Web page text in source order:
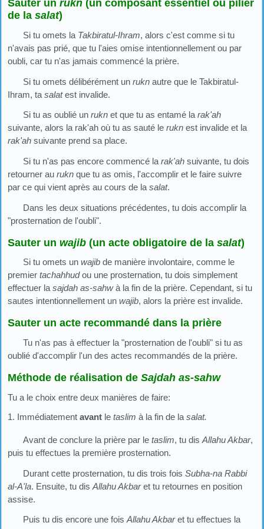
Sauter un rukn (un composant essentiel ou pilier
de la salat)
Si tu omets la Takbiratul-Ihram, alors c'est comme si tu
n'avais pas prié, que tu l'aies omise intentionnellement ou par
oubli, car tu n'as jamais commencé la prière.
Si tu omets délibérément unrukn autre que le Takbiratul-
Ihram, ta salatest invalide.
Si tu as oublié unrukn et que tu as entamé larak'ah
suivante, alors la rak'ah où tu as sauté le rukn est invalide et la
rak'ah suivante prend sa place.
Si tu n'as pas encore commencé larak'ah suivante, tu dois
retourner au rukn que tu as omis, l'accomplir et le faire suivre
par ce qui vient après au cours de la salat.
Dans les deux situations précédentes, tu dois accomplir la
"prosternation de l'oubli".
Sauter un wajib (un acte obligatoire de la salat)
Si tu omets unwajib de manière involontaire, comme le
premier tachahhudou une prosternation, tu dois simplement
effectuer la sajdah as-sahwà la fin de la prière. Cependant, si tu
sautes intentionnellement un wajib, alors la prière est invalide.
Sauter un acte recommandé dans la prière
Tu n'as pas à effectuer la "prosternation de l'oubli" si tu as
oublié d'accomplir l'un des actes recommandés de la prière.
Méthode de réalisation de Sajdah as-sahw
Tu a le choix entre deux manières de faire:
1. Immédiatement avant le taslim à la fin de la salat.
Avant de conclure la prière par letaslim, tu disAllahu Akbar,
puis tu effectues la première prosternation.
Durant cette prosternation, tu dis trois foisSubha-na Rabbi
al-A'la. Ensuite, tu dis Allahu Akbaret tu retournes en position
assise.
Puis tu dis encore une foisAllahu Akbaret tu effectues la